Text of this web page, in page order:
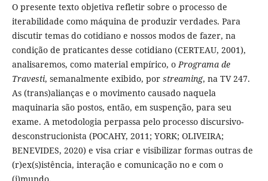
O presente texto objetiva refletir sobre o processo de
iterabilidade como máquina de produzir verdades. Para
discutir temas do cotidiano e nossos modos de fazer, na
condição de praticantes desse cotidiano (CERTEAU, 2001),
analisaremos, como material empírico, o Programa de
Travesti, semanalmente exibido, por streaming, na TV 247.
As (trans)alianças e o movimento causado naquela
maquinaria são postos, então, em suspenção, para seu
exame. A metodologia perpassa pelo processo discursivo-
desconstrucionista (POCAHY, 2011; YORK; OLIVEIRA;
BENEVIDES, 2020) e visa criar e visibilizar formas outras de
(r)ex(s)istência, interação e comunicação no e com o
(i)mundo.